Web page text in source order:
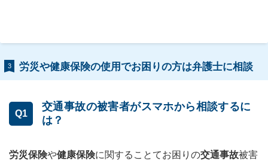
3 労災や健康保険の使用でお困りの方は弁護士に相談
Q1
交通事故の被害者がスマホから相談するに
は？
労災保険や健康保険に関することてお困りの交通事故被害